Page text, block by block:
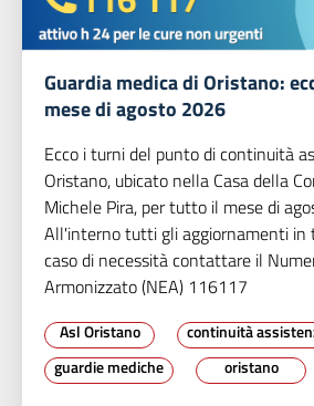
Guardia medica di Oristano:
mese di agosto 2026
Ecco i turni del punto di continuità
Oristano, ubicato nella Casa della
Michele Pira, per tutto il mese di
All'interno tutti gli aggiornamenti in
caso di necessità contattare il
Armonizzato (NEA) 116117
Asl Oristano
continuità
guardie mediche
oristano